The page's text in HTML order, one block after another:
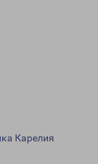
Карелия